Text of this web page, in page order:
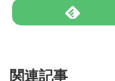
関連記事